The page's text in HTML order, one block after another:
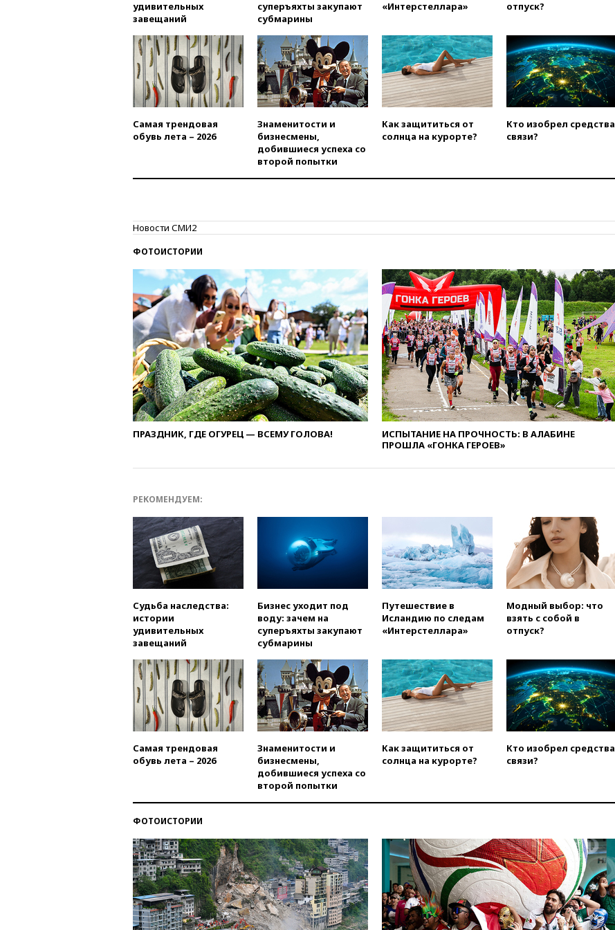
идут поиски семьи, пропавшей
во время сплава
вчера, 23:30Жителя Нижнего
Тагила арестовали за реакции
в Теlegram
вчера, 22:50 Российский
режиссер Кирилл Соколов
к мораторию на удары по
президентом республики
вчера, 20:58Финляндия
введет экзамен для
претендентов на получение
гражданства
вчера, 20:12Минобороны
Болгарии: упавший в стране
беспилотник, скорее всего,
был украинским
вчера, 19:29ОАЭ обвинили
Иран в атаке на судно
нефтяной компании ADNOC в
Ормузе
ТАСС: Уиткофф и
Кушнер могут вскоре посетить
Москву и Киев
вчера, 17:43«Тиса» выдвинула
экс-председателя Верховного
Венгрии
вчера, 16:50Politico: «Газовая
вчера, 16:16Беспилотник
взорвался вблизи
газопровода в Болгарии
вчера, 15:25При атаке БПЛА в
Белгородской области погиб
мирный житель
вчера, 14:54 В Аргентине умер
Черном море
вчера, 14:20Генпрокурором
США стал Тодд Бланш
вчера, 13:37 Пляжи
Геленджика закрыты из-за
опасности БПЛА
удивительных
завещаний
суперъяхты закупают
субмарины
«Интерстеллара»
отпуск?
Самая трендовая
обувь лета – 2026
Знаменитости и
бизнесмены,
добившиеся успеха со
второй попытки
Как защититься от
солнца на курорте?
Кто изобрел средства
связи?
Новости СМИ2
ФОТОИСТОРИИ
ПРАЗДНИК, ГДЕ ОГУРЕЦ — ВСЕМУ ГОЛОВА!
ИСПЫТАНИЕ НА ПРОЧНОСТЬ: В АЛАБИНЕ
ПРОШЛА «ГОНКА ГЕРОЕВ»
РЕКОМЕНДУЕМ:
Судьба наследства:
истории
удивительных
завещаний
Бизнес уходит под
воду: зачем на
суперъяхты закупают
субмарины
Путешествие в
Исландию по следам
«Интерстеллара»
Модный выбор: что
взять с собой в
отпуск?
Самая трендовая
обувь лета – 2026
Знаменитости и
бизнесмены,
добившиеся успеха со
второй попытки
Как защититься от
солнца на курорте?
Кто изобрел средства
связи?
ФОТОИСТОРИИ